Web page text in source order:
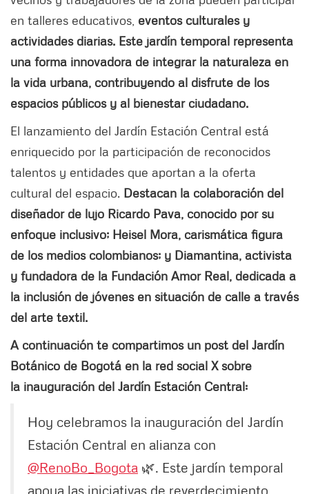
en talleres educativos, eventos culturales y
actividades diarias. Este jardín temporal representa
una forma innovadora de integrar la naturaleza en
la vida urbana, contribuyendo al disfrute de los
espacios públicos y al bienestar ciudadano.
El lanzamiento del Jardín Estación Central está
enriquecido por la participación de reconocidos
talentos y entidades que aportan a la oferta
cultural del espacio. Destacan la colaboración del
diseñador de lujo Ricardo Pava, conocido por su
enfoque inclusivo; Heisel Mora, carismática figura
de los medios colombianos; y Diamantina, activista
y fundadora de la Fundación Amor Real, dedicada a
la inclusión de jóvenes en situación de calle a través
del arte textil.
A continuación te compartimos un post del Jardín
Botánico de Bogotá en la red social X sobre
la inauguración del Jardín Estación Central:
Hoy celebramos la inauguración del Jardín
Estación Central en alianza con
@RenoBo_Bogota 🌿. Este jardín temporal
apoya las iniciativas de reverdecimiento